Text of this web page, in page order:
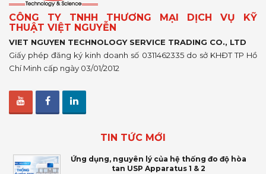
CÔNG TY TNHH THƯƠNG MẠI DỊCH VỤ KỸ
THUẬT VIỆT NGUYỄN
VIET NGUYEN TECHNOLOGY SERVICE TRADING CO., LTD
Giấy phép đăng ký kinh doanh số 0311462335 do sở KHĐT TP Hồ
Chí Minh cấp ngày 03/01/2012
TIN TỨC MỚI
Ứng dụng, nguyên lý của hệ thống đo độ hòa
tan USP Apparatus 1 & 2